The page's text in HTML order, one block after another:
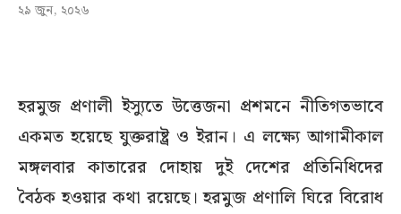
২৯ জুন, ২০২৬
হরমুজ প্রণালী ইস্যুতে উত্তেজনা প্রশমনে নীতিগতভাবে
একমত হয়েছে যুক্তরাষ্ট্র ও ইরান। এ লক্ষ্যে আগামীকাল
মঙ্গলবার কাতারের দোহায় দুই দেশের প্রতিনিধিদের
বৈঠক হওয়ার কথা রয়েছে। হরমুজ প্রণালি ঘিরে বিরোধ